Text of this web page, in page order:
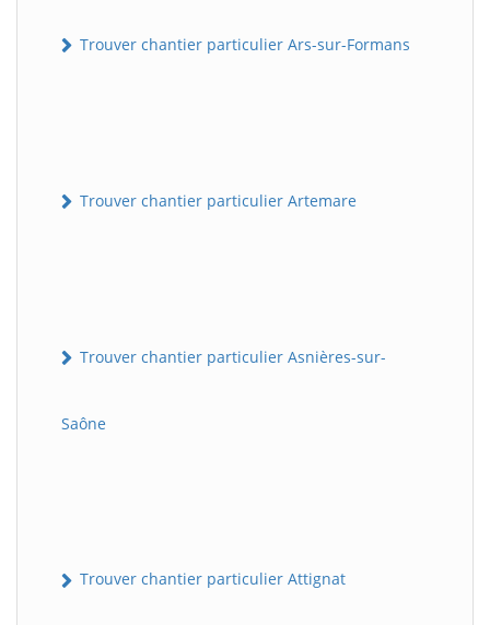
Trouver chantier particulier Ars-sur-Formans
Trouver chantier particulier Artemare
Trouver chantier particulier Asnières-sur-
Saône
Trouver chantier particulier Attignat